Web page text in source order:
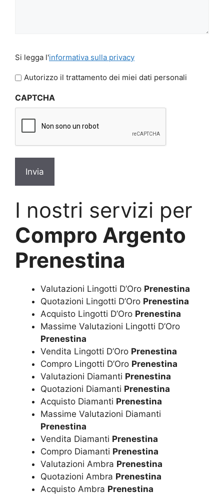
legga
l'informativa
privacy
Si legga l'informativa sulla privacy
Autorizzo il trattamento dei miei dati personali
CAPTCHA
I nostri servizi per
Compro Argento
Prenestina
Valutazioni Lingotti D’Oro Prenestina
Quotazioni Lingotti D’Oro Prenestina
Acquisto Lingotti D’Oro Prenestina
Massime Valutazioni Lingotti D’Oro
Prenestina
Vendita Lingotti D’Oro Prenestina
Compro Lingotti D’Oro Prenestina
Valutazioni Diamanti Prenestina
Quotazioni Diamanti Prenestina
Acquisto Diamanti Prenestina
Massime Valutazioni Diamanti
Prenestina
Vendita Diamanti Prenestina
Compro Diamanti Prenestina
Valutazioni Ambra Prenestina
Quotazioni Ambra Prenestina
Acquisto Ambra Prenestina